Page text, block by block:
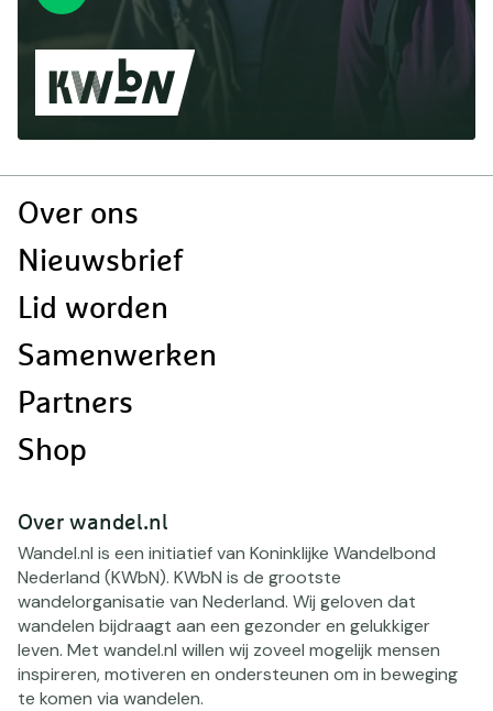
Doormat
Over ons
Nieuwsbrief
Lid worden
Samenwerken
Partners
Shop
Over wandel.nl
Wandel.nl is een initiatief van Koninklijke Wandelbond
Nederland (KWbN). KWbN is de grootste
wandelorganisatie van Nederland. Wij geloven dat
wandelen bijdraagt aan een gezonder en gelukkiger
leven. Met wandel.nl willen wij zoveel mogelijk mensen
inspireren, motiveren en ondersteunen om in beweging
te komen via wandelen.